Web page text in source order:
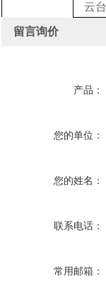
云
留言询价
产品：
您的单位：
您的姓名：
联系电话：
常用邮箱：